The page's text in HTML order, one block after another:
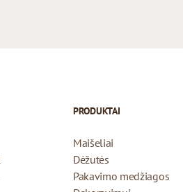
PRODUKTAI
Maišeliai
Dėžutės
Pakavimo medžiagos